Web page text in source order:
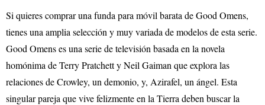
Si quieres comprar una funda para móvil barata de Good Omens,
tienes una amplia selección y muy variada de modelos de esta serie.
Good Omens es una serie de televisión basada en la novela
homónima de Terry Pratchett y Neil Gaiman que explora las
relaciones de Crowley, un demonio, y, Azirafel, un ángel. Esta
singular pareja que vive felizmente en la Tierra deben buscar la